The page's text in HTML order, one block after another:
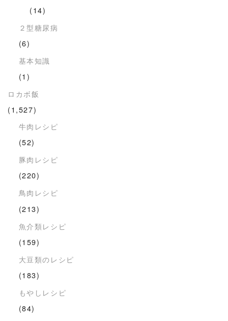
(14)
２型糖尿病
(6)
基本知識
(1)
ロカボ飯
(1,527)
牛肉レシピ
(52)
豚肉レシピ
(220)
鳥肉レシピ
(213)
魚介類レシピ
(159)
大豆類のレシピ
(183)
もやしレシピ
(84)